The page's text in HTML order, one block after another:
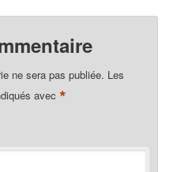
ne sera pas publiée. Les
avec*